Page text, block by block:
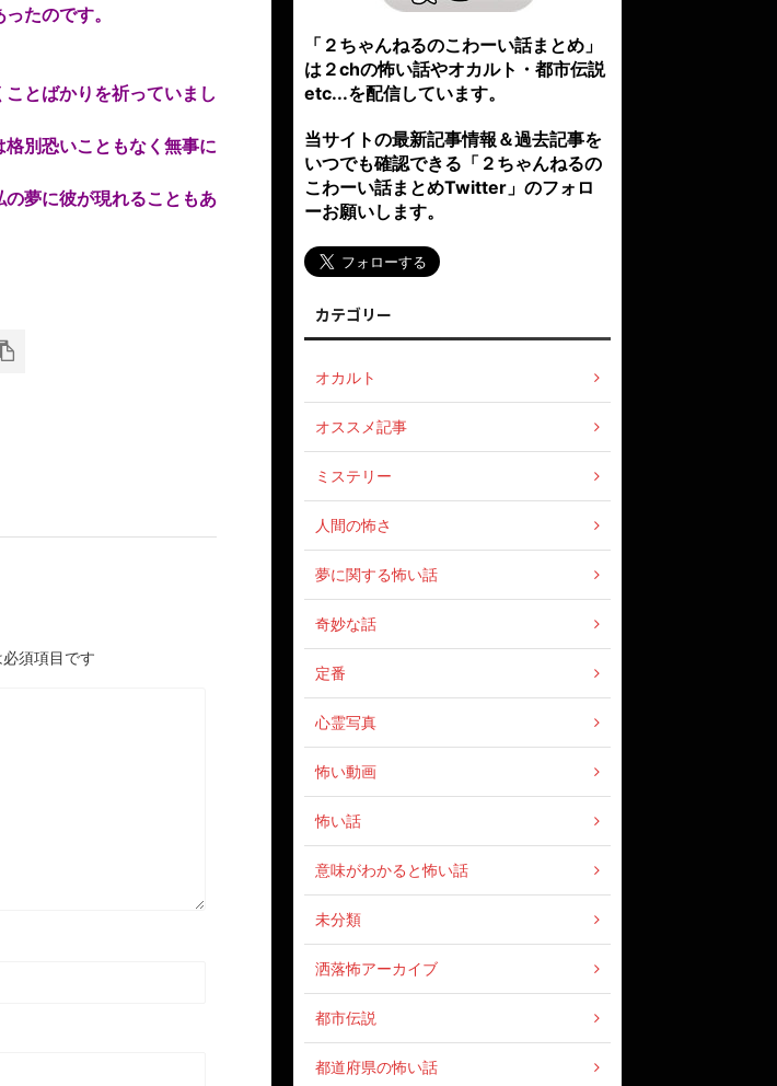
たのです。
とばかりを祈っていまし
別恐いこともなく無事に
夢に彼が現れることもあ
須項目です
「２ちゃんねるのこわーい話まとめ」
は２chの怖い話やオカルト・都市伝説
etc...を配信しています。
当サイトの最新記事情報＆過去記事を
いつでも確認できる「２ちゃんねるの
こわーい話まとめTwitter」のフォロ
ーお願いします。
カテゴリー
オカルト
オススメ記事
ミステリー
人間の怖さ
夢に関する怖い話
奇妙な話
定番
心霊写真
怖い動画
怖い話
意味がわかると怖い話
未分類
洒落怖アーカイブ
都市伝説
都道府県の怖い話